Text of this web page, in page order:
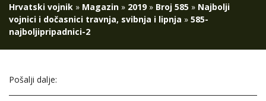
Hrvatski vojnik » Magazin » 2019» Broj 585 » Najbolji
vojnici i dočasnici travnja, svibnja i lipnja » 585-
najboljipripadnici-2
Pošalji dalje: